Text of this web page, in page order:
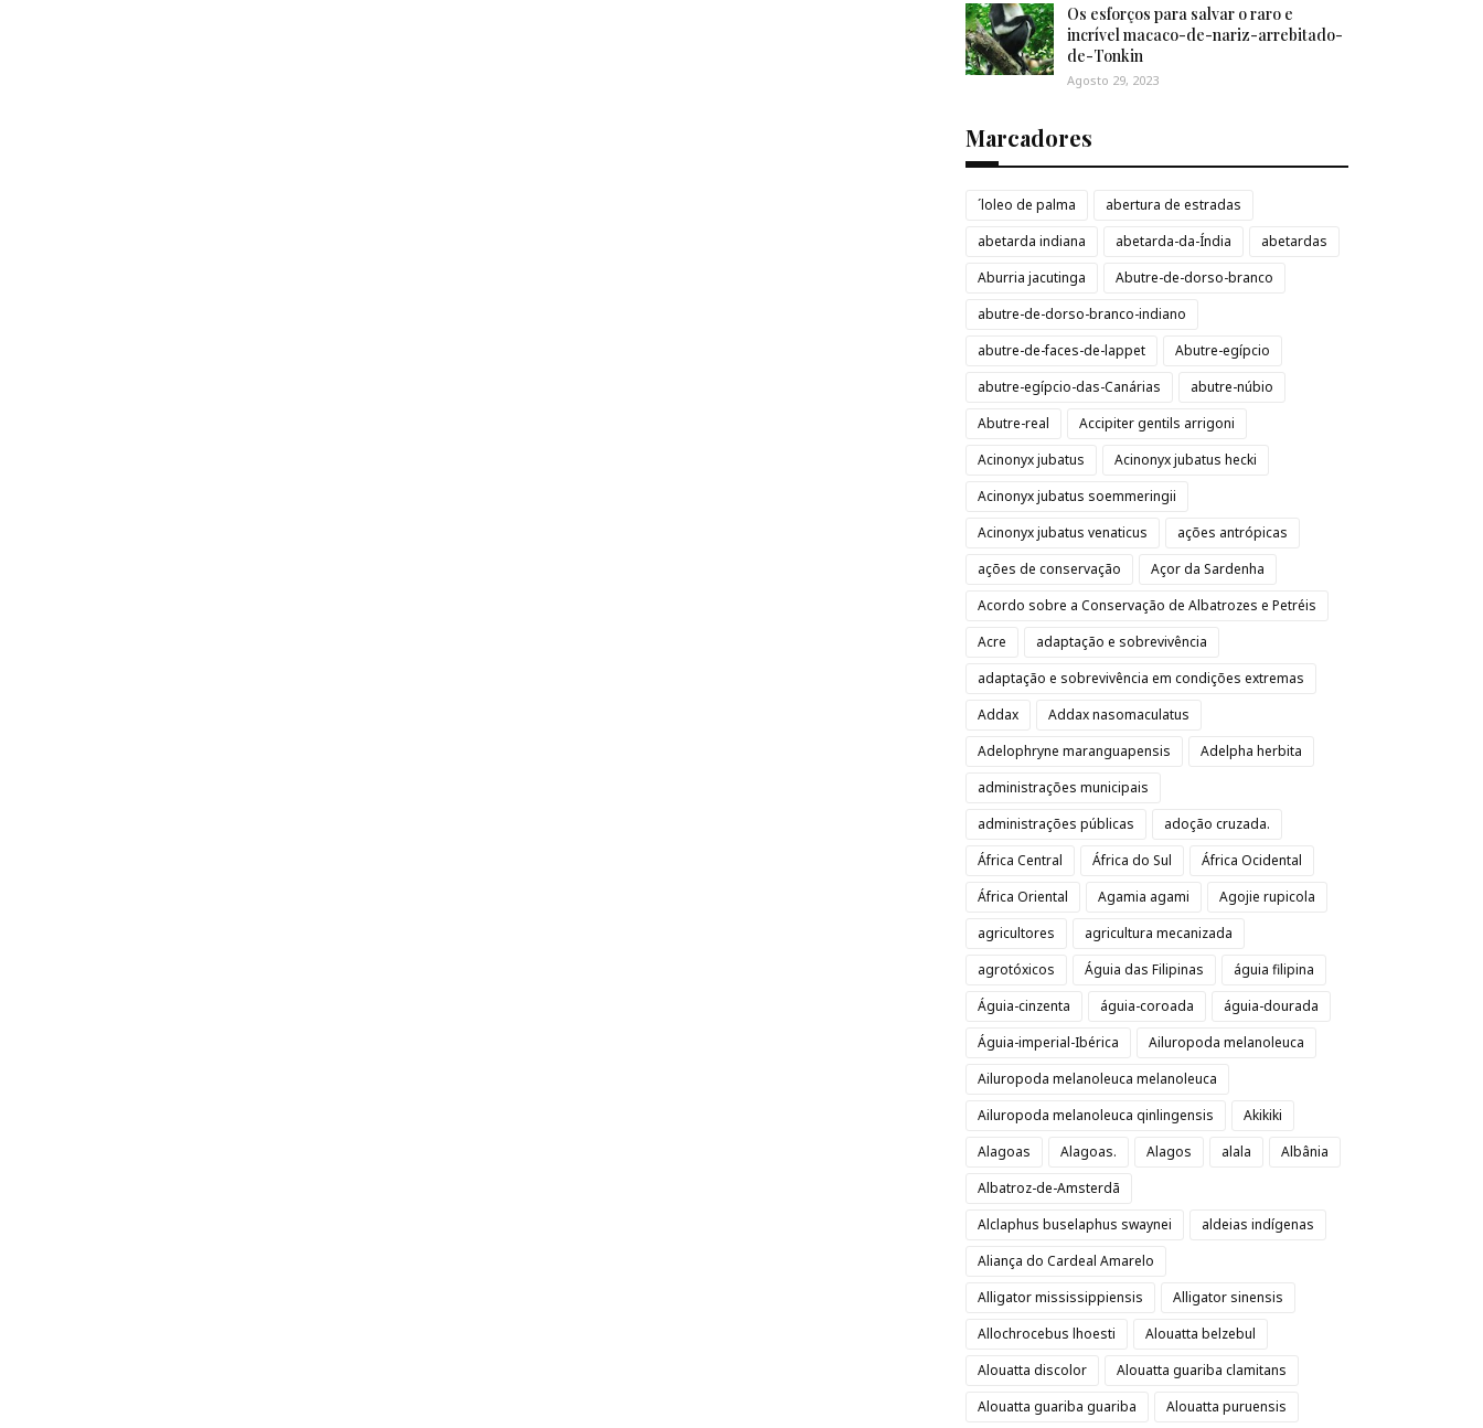
Os esforços para salvar o raro e
incrível macaco-de-nariz-arrebitado-
de-Tonkin
Agosto 29, 2023
Marcadores
´loleo de palma
abertura de estradas
abetarda indiana
abetarda-da-Índia
abetardas
Aburria jacutinga
Abutre-de-dorso-branco
abutre-de-dorso-branco-indiano
abutre-de-faces-de-lappet
Abutre-egípcio
abutre-egípcio-das-Canárias
abutre-núbio
Abutre-real
Accipiter gentils arrigoni
Acinonyx jubatus
Acinonyx jubatus hecki
Acinonyx jubatus soemmeringii
Acinonyx jubatus venaticus
ações antrópicas
ações de conservação
Açor da Sardenha
Acordo sobre a Conservação de Albatrozes e Petréis
Acre
adaptação e sobrevivência
adaptação e sobrevivência em condições extremas
Addax
Addax nasomaculatus
Adelophryne maranguapensis
Adelpha herbita
administrações municipais
administrações públicas
adoção cruzada.
África Central
África do Sul
África Ocidental
África Oriental
Agamia agami
Agojie rupicola
agricultores
agricultura mecanizada
agrotóxicos
Águia das Filipinas
águia filipina
Águia-cinzenta
águia-coroada
águia-dourada
Águia-imperial-Ibérica
Ailuropoda melanoleuca
Ailuropoda melanoleuca melanoleuca
Ailuropoda melanoleuca qinlingensis
Akikiki
Alagoas
Alagoas. Alagos alala
Albânia
Albatroz-de-Amsterdã
Alclaphus buselaphus swaynei
aldeias indígenas
Aliança do Cardeal Amarelo
Alligator mississippiensis
Alligator sinensis
Allochrocebus lhoesti
Alouatta belzebul
Alouatta discolor
Alouatta guariba clamitans
Alouatta guariba guariba
Alouatta puruensis